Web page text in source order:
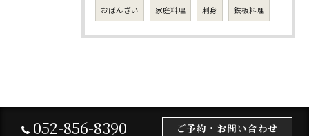
おばんざい 家庭料理 刺身 鉄板料理
052-856-8390 ご予約・お問い合わせ